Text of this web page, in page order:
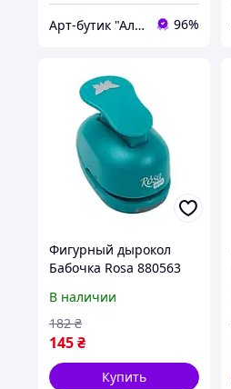
Арт-бутик "Алізарин" 96%
Фигурный дырокол
Бабочка Rosa 880563
см, Toyman
В наличии
145₴
182 ₴
Купить